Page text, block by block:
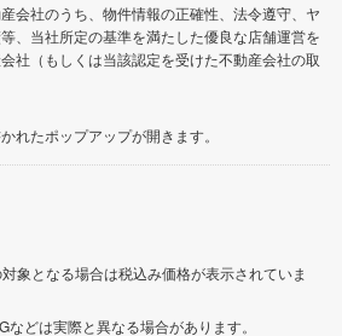
会社のうち、物件情報の正確性、法令遵守、ヤ
、当社所定の基準を満たした優良な店舗運営を
社（もしくは当該認定を受けた不動産会社の取
れたポップアップが開きます。
象となる場合は税込み価格が表示されていま
どは実際と異なる場合があります。